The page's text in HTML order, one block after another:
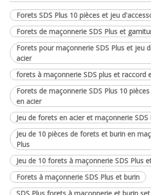
Forets SDS Plus 10 pièces et jeu
Forets de maçonnerie SDS Plus et
Forets pour maçonnerie SDS Plus et jeu
acier
forets à maçonnerie SDS plus et raccord
Forets de maçonnerie SDS Plus 10
en acier
Jeu de forets en acier et maçonnerie SDS
Jeu de 10 pièces de forets et burin en
Plus
Jeu de 10 forets à maçonnerie SDS Plus
Forets à maçonnerie SDS Plus et burin